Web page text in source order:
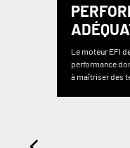
Le moteur EFI
performance
à maîtriser des